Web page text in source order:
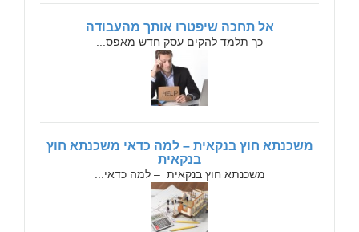
אל תחכה שיפטרו אותך מהעבודה
כך תלמד להקים עסק חדש מאפס...
משכנתא חוץ בנקאית – למה כדאי משכנתא חוץ
בנקאית
משכנתא חוץ בנקאית – למה כדאי...